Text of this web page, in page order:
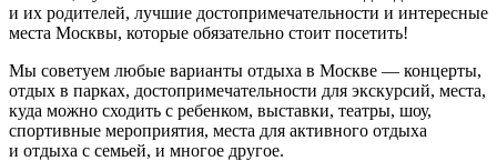
и их родителей, лучшие достопримечательности и интересные
места Москвы, которые обязательно стоит посетить!
Мы советуем любые варианты отдыха в Москве — концерты,
отдых в парках, достопримечательности для экскурсий, места,
куда можно сходить с ребенком, выставки, театры, шоу,
спортивные мероприятия, места для активного отдыха
и отдыха с семьей, и многое другое.